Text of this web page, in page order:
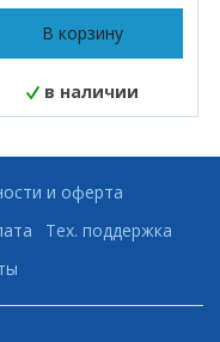
В корзину
в наличии
и оферта
Тех. поддержка